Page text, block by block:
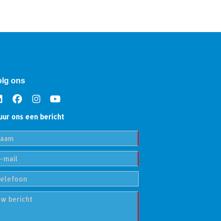
ons
ons een bericht